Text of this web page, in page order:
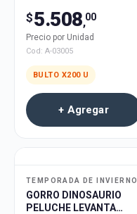
$5.508,00
Precio por Unidad
Cod: A-03005
BULTO X200 U
+ Agregar
TEMPORADA DE INVIERNO
GORRO DINOSAURIO
PELUCHE LEVANTA